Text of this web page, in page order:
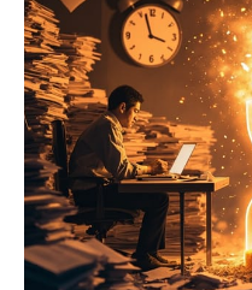
Учитывая весь
может помочь
дополнительные
меня, чувствую
помимо тех,
Алиса будет
это уместно,
обстановку и
себя более